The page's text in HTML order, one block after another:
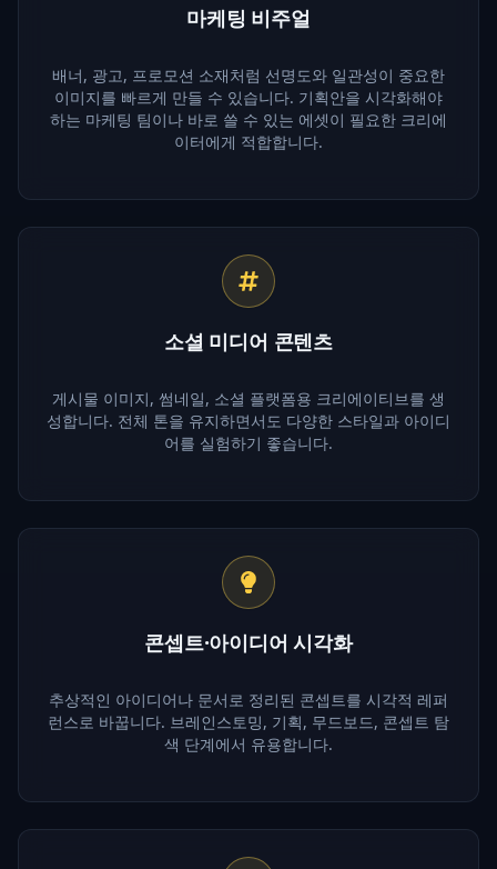
마케팅 비주얼
배너, 광고, 프로모션 소재처럼 선명도와 일관성이 중요한
이미지를 빠르게 만들 수 있습니다. 기획안을 시각화해야
하는 마케팅 팀이나 바로 쓸 수 있는 에셋이 필요한 크리에
이터에게 적합합니다.
소셜 미디어 콘텐츠
게시물 이미지, 썸네일, 소셜 플랫폼용 크리에이티브를 생
성합니다. 전체 톤을 유지하면서도 다양한 스타일과 아이디
어를 실험하기 좋습니다.
콘셉트·아이디어 시각화
추상적인 아이디어나 문서로 정리된 콘셉트를 시각적 레퍼
런스로 바꿉니다. 브레인스토밍, 기획, 무드보드, 콘셉트 탐
색 단계에서 유용합니다.